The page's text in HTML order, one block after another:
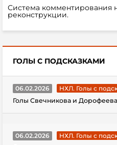
Система комментирования
реконструкции.
ГОЛЫ С ПОДСКАЗКАМИ
06.02.2026
НХЛ. Голы с
Голы Свечникова и
06.02.2026
НХЛ. Голы с